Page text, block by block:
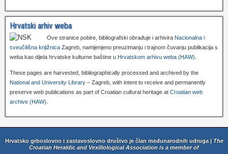
Hrvatski arhiv weba
Ove stranice pobire, bibliografski obrađuje i arhivira Nacionalna i
sveučilišna knjižnica Zagreb, namijenjeno preuzimanju i trajnom čuvanju publikacija s
weba kao dijela hrvatske kulturne baštine u Hrvatskom arhivu weba (HAW).
These pages are harvested, bibliographically processed and archived by the
National and University Library – Zagreb, with intent to receive and permanently
preserve web publications as part of Croatian cultural heritage at Croatian web
archive (HAW).
Hrvatsko grboslovno i zastavoslovno društvo je član međunarodnih udruga |
The
Croatian Heraldic and Vexillological Association is a member of